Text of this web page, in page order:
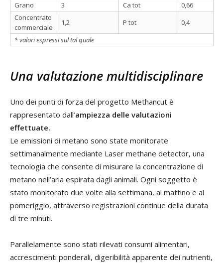
Grano
3 Ca tot
0,66
Concentrato
commerciale
1,2 P tot
0,4
* valori espressi sul tal quale
Una valutazione multidisciplinare
Uno dei punti di forza del progetto Methancut è
rappresentato dall’ampiezza delle valutazioni
effettuate.
Le emissioni di metano sono state monitorate
settimanalmente mediante Laser methane detector, una
tecnologia che consente di misurare la concentrazione di
metano nell’aria espirata dagli animali. Ogni soggetto è
stato monitorato due volte alla settimana, al mattino e al
pomeriggio, attraverso registrazioni continue della durata
di tre minuti.
Parallelamente sono stati rilevati consumi alimentari,
accrescimenti ponderali, digeribilità apparente dei nutrienti,